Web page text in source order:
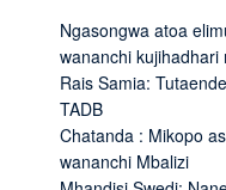
Ngasongwa atoa
wananchi
Rais Samia:
TADB
Chatanda : Mikopo
wananchi Mbalizi